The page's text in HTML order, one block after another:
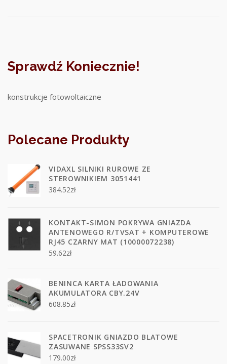
Sprawdź Koniecznie!
konstrukcje fotowoltaiczne
Polecane Produkty
VIDAXL SILNIKI RUROWE ZE
STEROWNIKIEM 3051441
384.52zł
KONTAKT-SIMON POKRYWA GNIAZDA
ANTENOWEGO R/TVSAT + KOMPUTEROWE
RJ45 CZARNY MAT (10000072238)
59.62zł
BENINCA KARTA ŁADOWANIA
AKUMULATORA CBY.24V
608.85zł
SPACETRONIK GNIAZDO BLATOWE
ZASUWANE SPSS33SV2
179.00zł